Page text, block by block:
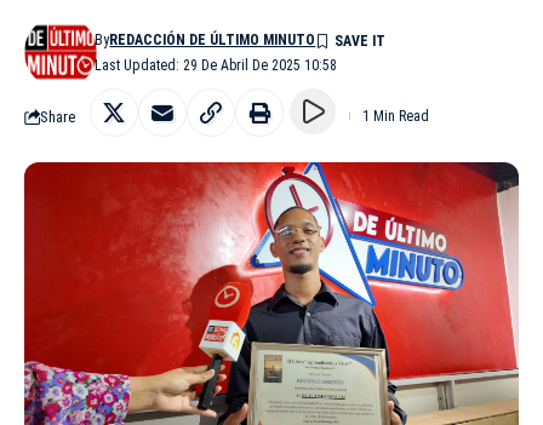
Last Updated: 29 De Abril De 2025 10:58
ByREDACCIÓN DE ÚLTIMO MINUTO
Share 1 Min Read